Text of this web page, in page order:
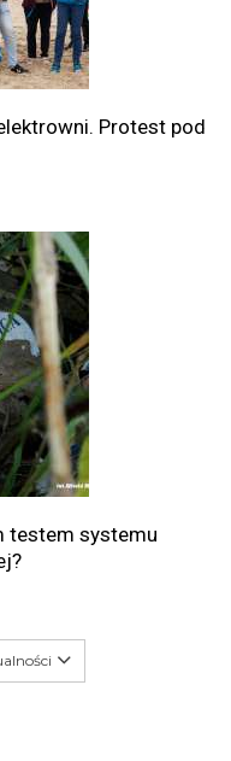
Protest pod
testem systemu